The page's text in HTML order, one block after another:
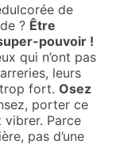
de
? Être
pouvoir !
qui n’ont pas
leurs
fort. Osez
porter ce
Parce
pas d’une